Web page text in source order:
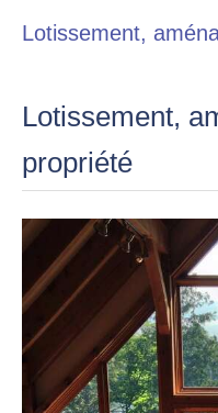
Lotissement,
Lotissement,
propriété